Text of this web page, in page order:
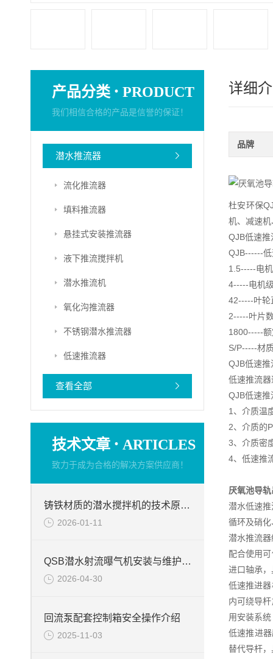
产品分类 · PRODUCT
我们相信合格的产品是信誉的保证！
潜水推流器
流化推流器
填料推流器
悬挂式安装推流器
液下推流搅拌机
潜水推流机
氧化沟推流器
不锈钢潜水推流器
低速推流器
查看全部
技术文章 · ARTICLES
致力于成为合格的解决方案供应商！
铸铁材质的潜水搅拌机的技术原理分析
2026-01-11
QSB潜水射流曝气机安装与维护的注意事项
2026-04-30
回流泵配套控制箱安全操作介绍
2025-11-03
详细
品牌
杜安环保
机、减速
QJB低速
QJB------
1.5-----电
4-----电机
42-----叶轮
2-----叶片
1800-----
S/P-----材
QJB低速
低速推流
QJB低速
1、介质温
2、介质的
3、介质密
4、低速推
厌氧池导
潜水低速
循环及硝
潜水推流
配合使用
进口轴承
低速推进
内可绕导
用安装系
低速推进
替代导杆